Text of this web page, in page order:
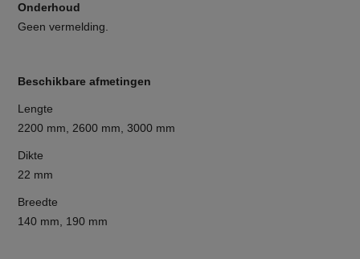
Onderhoud
Geen vermelding.
Beschikbare afmetingen
Lengte
2200 mm, 2600 mm, 3000 mm
Dikte
22 mm
Breedte
140 mm, 190 mm